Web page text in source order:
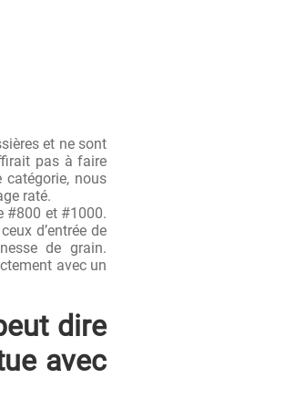
et ne sont
pas à faire
nous
raté.
#800 et #1000.
d’entrée de
de grain.
avec un
dire
avec